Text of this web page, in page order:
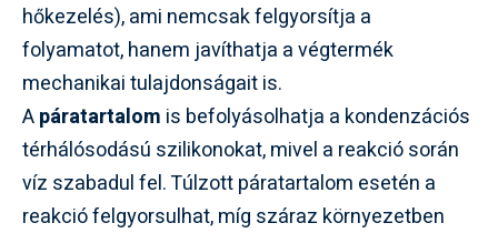
hőkezelés), ami nemcsak felgyorsítja a
folyamatot, hanem javíthatja a végtermék
mechanikai tulajdonságait is.
Apáratartalom is befolyásolhatja a kondenzációs
térhálósodású szilikonokat, mivel a reakció során
víz szabadul fel. Túlzott páratartalom esetén a
reakció felgyorsulhat, míg száraz környezetben